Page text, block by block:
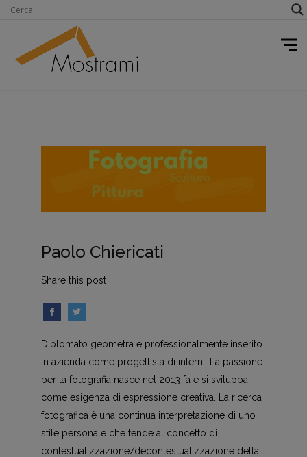
Paolo Chiericati
Share this post
Diplomato geometra e professionalmente inserito
in azienda come progettista di interni. La passione
per la fotografia nasce nel 2013 fa e si sviluppa
come esigenza di espressione creativa. La ricerca
fotografica è una continua interpretazione di uno
stile personale che tende al concetto di
contestualizzazione/decontestualizzazione della